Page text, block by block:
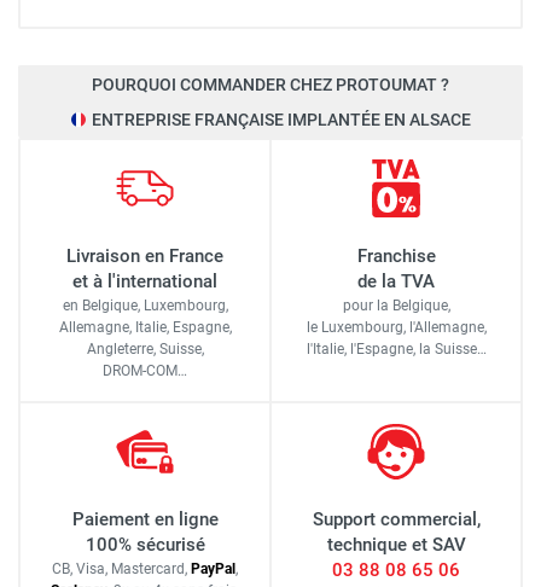
POURQUOI COMMANDER CHEZ PROTOUMAT ?
ENTREPRISE FRANÇAISE IMPLANTÉE EN ALSACE
Livraison en France
et à l'international
en Belgique, Luxembourg,
Allemagne, Italie, Espagne,
Angleterre, Suisse,
DROM-COM…
Franchise
de la TVA
pour la Belgique,
le Luxembourg, l'Allemagne,
l'Italie, l'Espagne, la Suisse…
Paiement en ligne
100% sécurisé
CB, Visa, Mastercard, PayPal,
Support commercial,
technique et SAV
03 88 08 65 06